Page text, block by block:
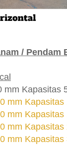
/ Pendam
mm Kapasitas
mm Kapasitas
mm Kapasitas
mm Kapasitas
mm Kapasitas